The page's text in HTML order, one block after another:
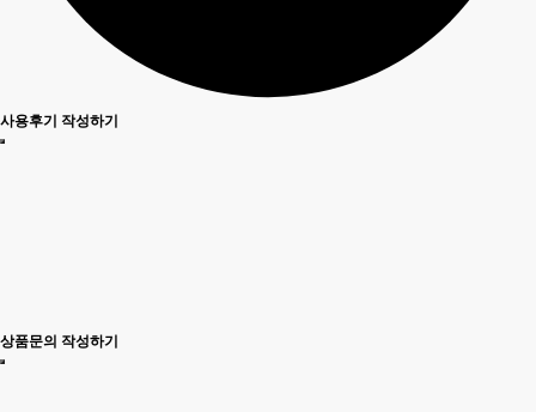
사용후기 작성하기
상품문의 작성하기